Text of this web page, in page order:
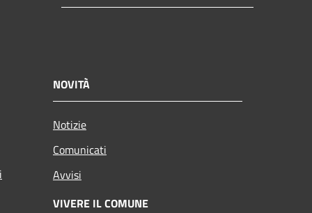
NOVITÀ
Notizie
Comunicati
Avvisi
VIVERE IL COMUNE